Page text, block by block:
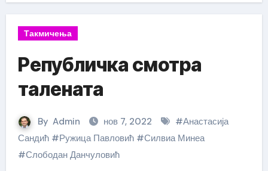
Такмичења
Републичка смотра
талената
By Admin нов 7, 2022 #Анастасија
Сандић#Ружица Павловић#Силвиа Минеа
#Слободан Данчуловић